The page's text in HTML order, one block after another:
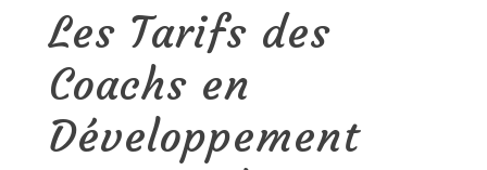
Les Tarifs des
Coachs en
Développement